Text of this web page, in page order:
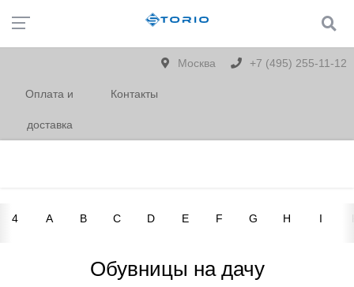
Москва +7 (495) 255-11-12
Оплата и
доставка
Контакты
4 A B C D E F G H I
Обувницы на дачу